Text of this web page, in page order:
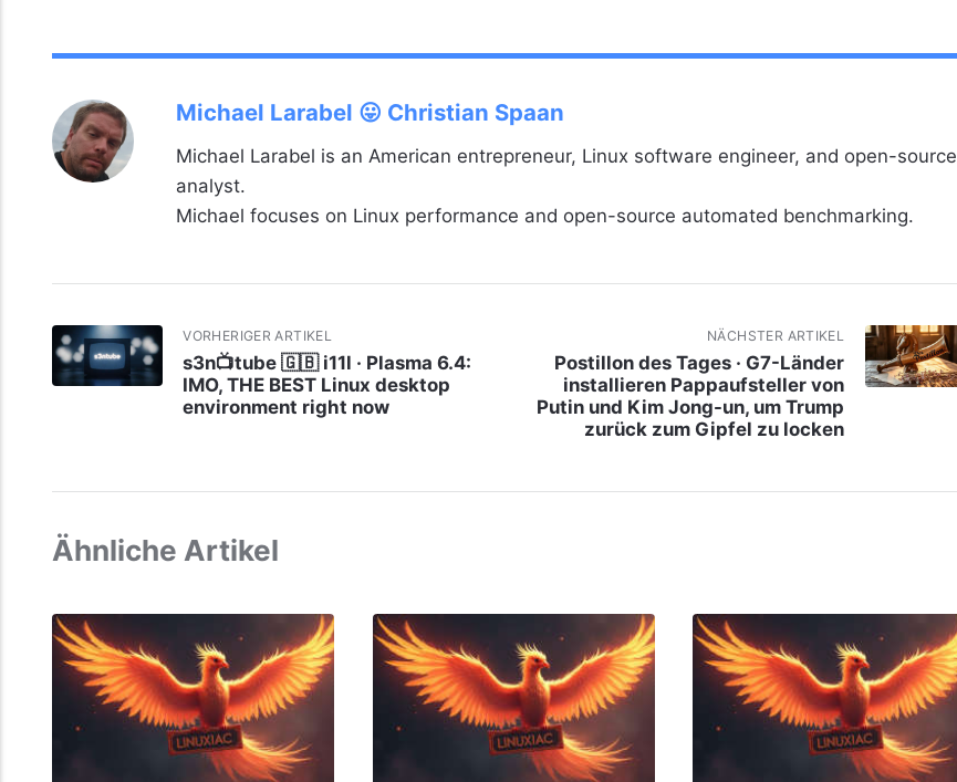
Michael Larabel 😛 Christian Spaan
Michael Larabel is an American entrepreneur, Linux software engineer, and open-source
analyst.
Michael focuses on Linux performance and open-source automated benchmarking.
VORHERIGER ARTIKEL
s3n📺tube 🇬🇧 i11l · Plasma 6.4:
IMO, THE BEST Linux desktop
environment right now
NÄCHSTER ARTIKEL
Postillon des Tages · G7-Länder
installieren Pappaufsteller von
Putin und Kim Jong-un, um Trump
zurück zum Gipfel zu locken
Ähnliche Artikel